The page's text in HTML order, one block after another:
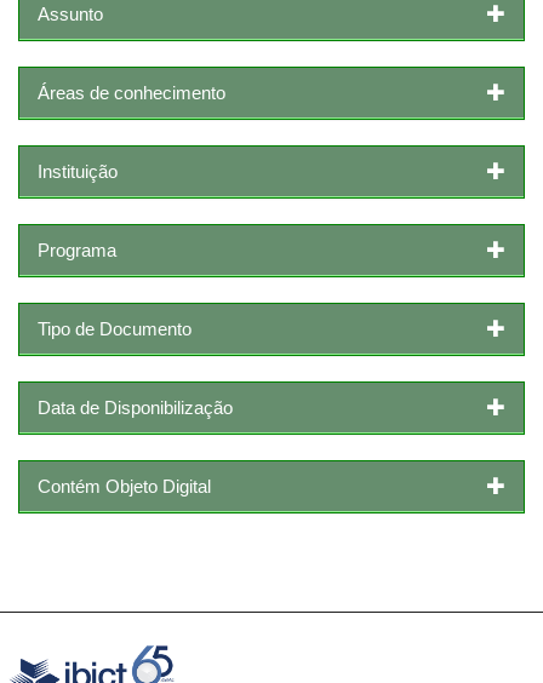
Assunto
Áreas de conhecimento
Instituição
Programa
Tipo de Documento
Data de Disponibilização
Contém Objeto Digital